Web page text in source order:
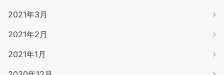
2021年3月
2021年2月
2021年1月